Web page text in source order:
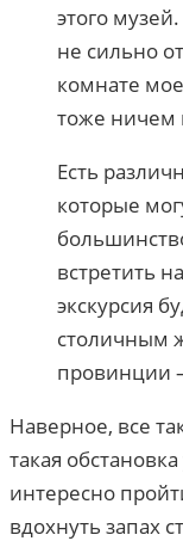
этого
не сильно
комнате
тоже ничем
Есть
которые
встретить
экскурсия
столичным
провинции
Наверное, все
такая
интересно
вдохнуть запах